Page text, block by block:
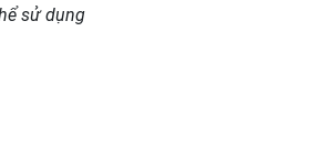
sử dụng